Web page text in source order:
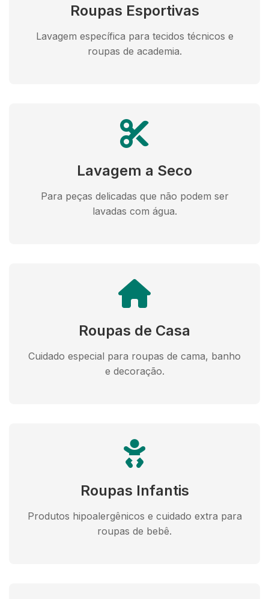
Roupas Esportivas
Lavagem específica para tecidos técnicos e
roupas de academia.
Lavagem a Seco
Para peças delicadas que não podem ser
lavadas com água.
Roupas de Casa
Cuidado especial para roupas de cama, banho
e decoração.
Roupas Infantis
Produtos hipoalergênicos e cuidado extra para
roupas de bebê.